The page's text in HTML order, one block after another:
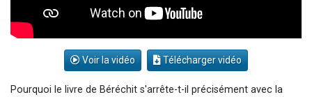
Voir la vidéo Télécharger vidéo
Pourquoi le livre de Béréchit s'arrête-t-il précisément avec la